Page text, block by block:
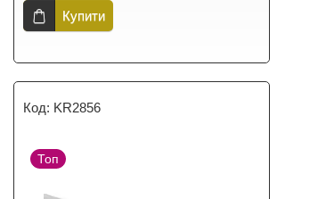
Купити
KR2856
Топ